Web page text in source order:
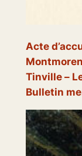
Acte
Tinville –
Bulletin